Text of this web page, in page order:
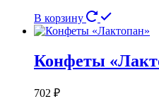
В корзину
Конфеты
702 ₽